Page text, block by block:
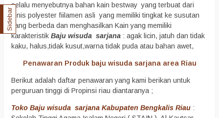
selalu menyebutnya bahan kain bestway yang terbuat dari
jenis polyester fiilamen asli yang memiliki tingkat ke susutan
yang berbeda dan menghasilkan Kain yang memiliki
karakteristik Baju wisuda sarjana : agak licin, jatuh dan tidak
kaku, halus,tidak kusut,warna tidak puda atau bahan awet,
Penawaran Produk baju wisuda sarjana area Riau
Berikut adalah daftar penawaran yang kami berikan untuk
perguruan tinggi di Propinsi riau diantaranya ;
Toko Baju wisuda sarjana Kabupaten Bengkalis Riau :
Sidebar